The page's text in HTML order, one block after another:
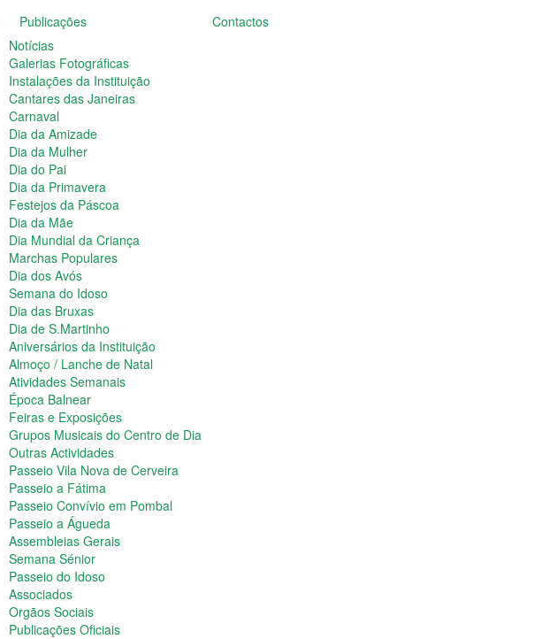
Publicações
Notícias
Galerias Fotográficas
Instalações da Instituição
Cantares das Janeiras
Carnaval
Dia da Amizade
Dia da Mulher
Dia do Pai
Dia da Primavera
Festejos da Páscoa
Dia da Mãe
Dia Mundial da Criança
Marchas Populares
Dia dos Avós
Semana do Idoso
Dia das Bruxas
Dia de S.Martinho
Aniversários da Instituição
Almoço / Lanche de Natal
Atividades Semanais
Época Balnear
Feiras e Exposições
Grupos Musicais do Centro de Dia
Outras Actividades
Passeio Vila Nova de Cerveira
Passeio a Fátima
Passeio Convívio em Pombal
Passeio a Águeda
Assembleias Gerais
Semana Sénior
Passeio do Idoso
Associados
Orgãos Sociais
Publicações Oficiais
Contactos